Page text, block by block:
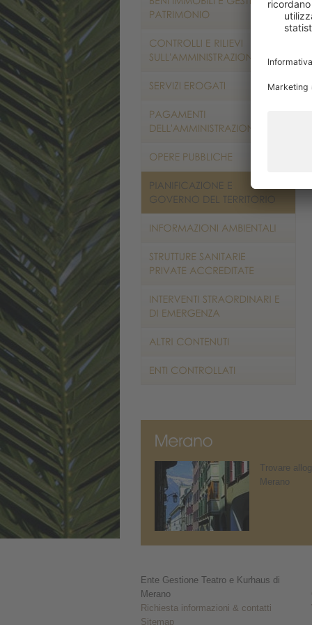
Trovare
Merano
Ente Gestione Teatro e Kurhaus di
Merano
Richiesta informazioni & contatti
Sitemap